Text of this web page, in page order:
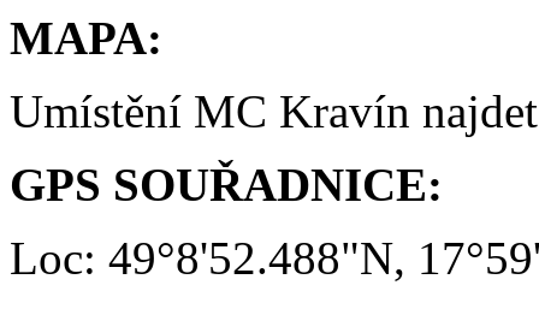
MAPA:
Umístění MC Kravín
GPS SOUŘADNICE:
Loc: 49°8'52.488"N,